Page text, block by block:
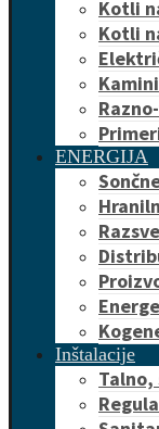
Kotli
Kotli
Kamini
ENERGIJA
Inštalacije